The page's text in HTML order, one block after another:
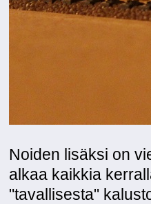
Noiden lisäksi on
alkaa kaikkia
"tavallisesta"